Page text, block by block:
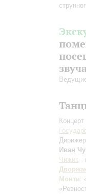
Иван
Чижик -
Монти: